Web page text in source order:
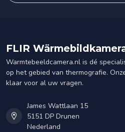
FLIR
Warmtebeeldcamera.nl is dé
op het gebied van thermografie.
klaar voor al uw vragen.
James Wattlaan 15
5151 DP Drunen
Nederland